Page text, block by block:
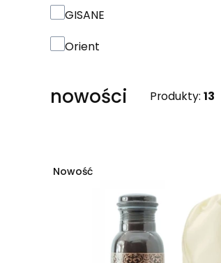
Marka
GISANE
Orient
nowości Produkty: 13
Nowość